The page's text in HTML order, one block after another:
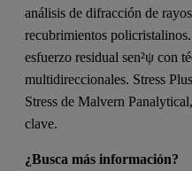
análisis de difracción de
recubrimientos
esfuerzo residual sen²ψ con
multidireccionales. Stress
Stress de Malvern
clave.
¿Busca más información?